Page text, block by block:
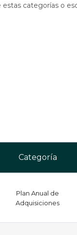
estas categorías o
Categoría
Plan Anual de
Adquisiciones